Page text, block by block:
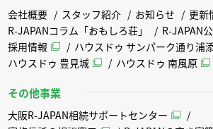
会社概要 スタッフ紹介 お知らせ
更新
R-JAPANコラム「おもしろ荘」
R-JAPAN
採用情報
ハウスドゥ サンパーク通り浦
ハウスドゥ 豊見城
ハウスドゥ 南風原
その他事業
大阪R-JAPAN相続サポートセンター